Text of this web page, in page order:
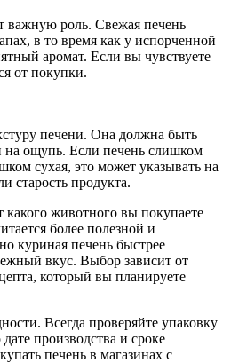
важную роль. Свежая печень
в то время как у испорченной
аромат. Если вы чувствуете
от покупки.
печени. Она должна быть
на ощупь. Если печень слишком
сухая, это может указывать на
старость продукта.
какого животного вы покупаете
более полезной и
куриная печень быстрее
вкус. Выбор зависит от
который вы планируете
Всегда проверяйте упаковку
производства и сроке
печень в магазинах с